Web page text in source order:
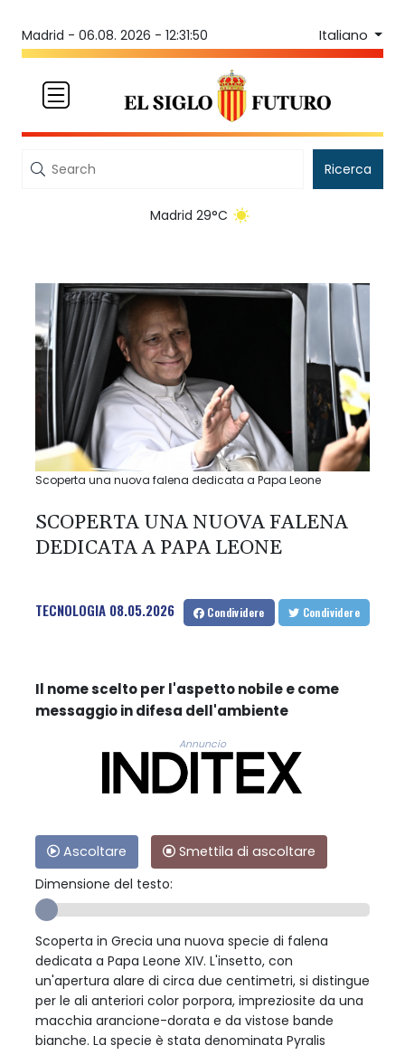
Madrid - 06.08. 2026 - 12:31:50 Italiano
Ricerca
Madrid 29°C
Scoperta una nuova falena dedicata a Papa Leone
SCOPERTA UNA NUOVA FALENA
DEDICATA A PAPA LEONE
TECNOLOGIA 08.05.2026 Condividere Condividere
Il nome scelto per l'aspetto nobile e come
messaggio in difesa dell'ambiente
Annuncio
Ascoltare
Smettila di ascoltare
Dimensione del testo:
Scoperta in Grecia una nuova specie di falena
dedicata a Papa Leone XIV. L'insetto, con
un'apertura alare di circa due centimetri, si distingue
per le ali anteriori color porpora, impreziosite da una
macchia arancione-dorata e da vistose bande
bianche. La specie è stata denominata Pyralis